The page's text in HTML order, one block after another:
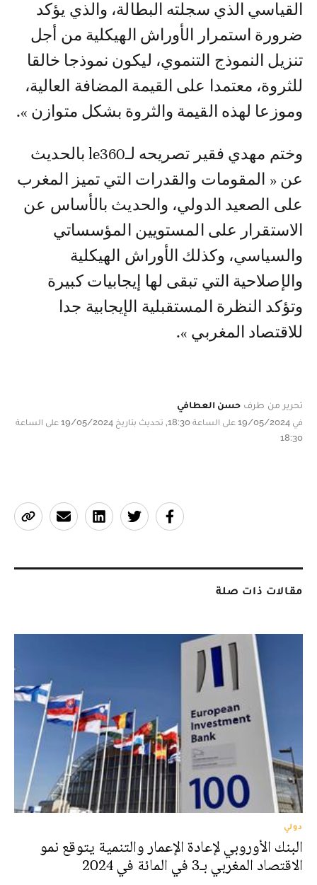
القياسي الذي سجلته البطالة، والذي يؤكد
ضرورة استمرار الأوراش الهيكلية من أجل
تنزيل النموذج التنموي، ليكون نموذجا خالقا
للثروة، معتمدا على القيمة المضافة العالية،
وموزعا لهذه القيمة والثروة بشكل متوازن ».
وختم مهدي فقير تصريحه لـle360 بالحديث
عن « المقومات والقدرات التي تميز المغرب
على الصعيد الدولي، والحديث بالأساس عن
الاستقرار على المستويين المؤسساتي
والسياسي، وكذلك الأوراش الهيكلية
والإصلاحية التي تبقى لها إيجابيات كبيرة
وتؤكد النظرة المستقبلية الإيجابية جدا
للاقتصاد المغربي ».
تحرير من طرف حسن العطافي
في 19/05/2024 على الساعة 18:30, تحديث بتاريخ 19/05/2024 على الساعة
18:30
مقالات ذات صلة
دولي
البنك الأوروبي لإعادة الإعمار والتنمية يتوقع نمو
الاقتصاد المغربي بـ3 في المائة في 2024